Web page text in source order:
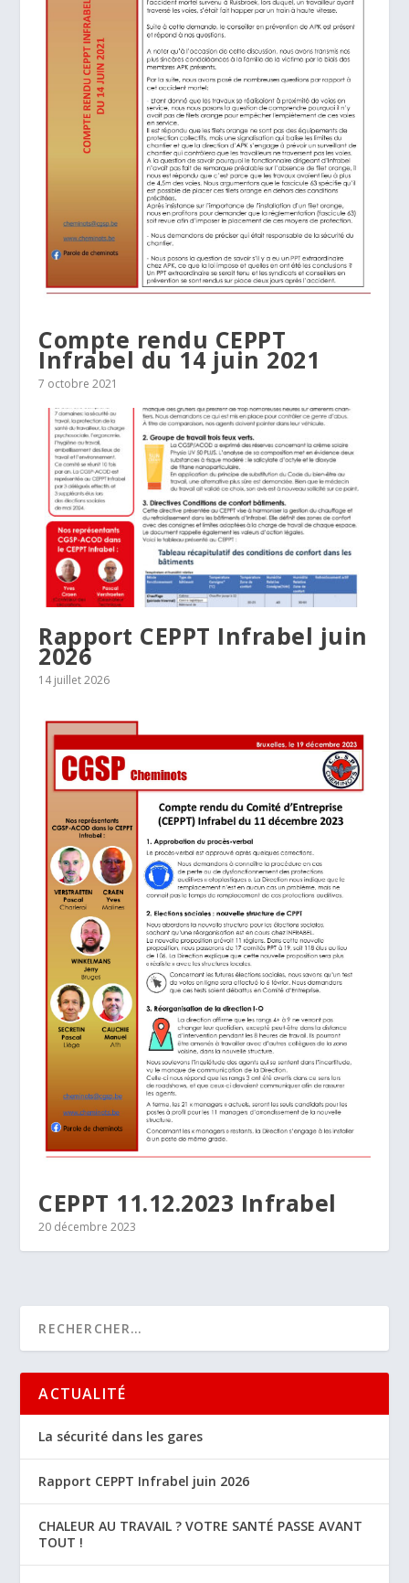
Compte rendu CEPPT
Infrabel du 14 juin 2021
7 octobre 2021
Rapport CEPPT Infrabel juin
2026
14 juillet 2026
CEPPT 11.12.2023 Infrabel
20 décembre 2023
ACTUALITÉ
La sécurité dans les gares
Rapport CEPPT Infrabel juin 2026
CHALEUR AU TRAVAIL ? VOTRE SANTÉ PASSE AVANT
TOUT !